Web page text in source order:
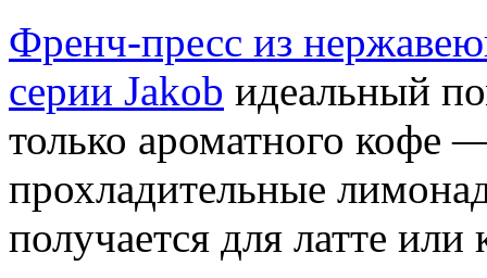
Френч-пресс из
серии Jakob идеальный
только ароматного кофе
прохладительные
получается для латте